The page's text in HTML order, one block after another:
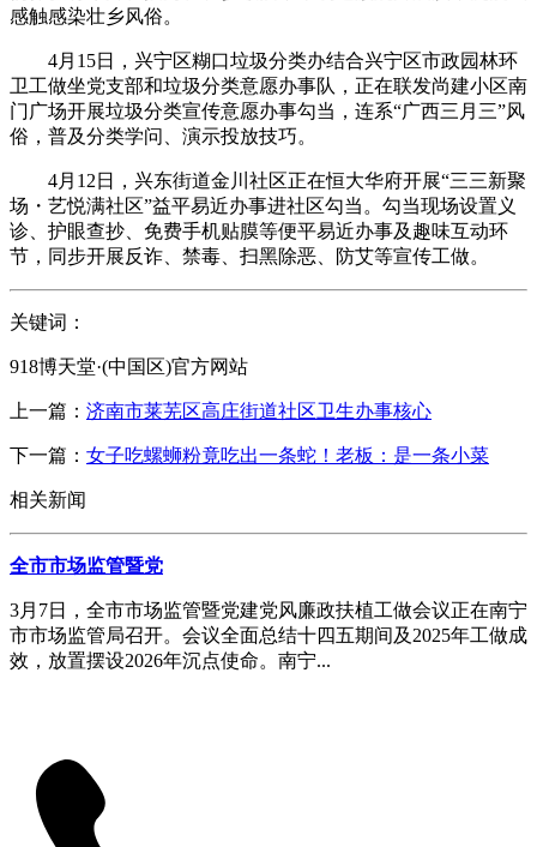
感触感染壮乡风俗。
4月15日，兴宁区糊口垃圾分类办结合兴宁区市政园林环
卫工做坐党支部和垃圾分类意愿办事队，正在联发尚建小区南
门广场开展垃圾分类宣传意愿办事勾当，连系“广西三月三”风
俗，普及分类学问、演示投放技巧。
4月12日，兴东街道金川社区正在恒大华府开展“三三新聚
场・艺悦满社区”益平易近办事进社区勾当。勾当现场设置义
诊、护眼查抄、免费手机贴膜等便平易近办事及趣味互动环
节，同步开展反诈、禁毒、扫黑除恶、防艾等宣传工做。
关键词：
918博天堂·(中国区)官方网站
上一篇： 济南市莱芜区高庄街道社区卫生办事核心
下一篇： 女子吃螺蛳粉竟吃出一条蛇！老板：是一条小菜
相关新闻
全市市场监管暨党
3月7日，全市市场监管暨党建党风廉政扶植工做会议正在南宁
市市场监管局召开。会议全面总结十四五期间及2025年工做成
效，放置摆设2026年沉点使命。南宁...